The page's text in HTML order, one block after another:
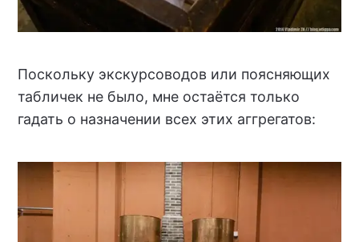
Поскольку экскурсоводов или поясняющих
табличек не было, мне остаётся только
гадать о назначении всех этих аггрегатов: